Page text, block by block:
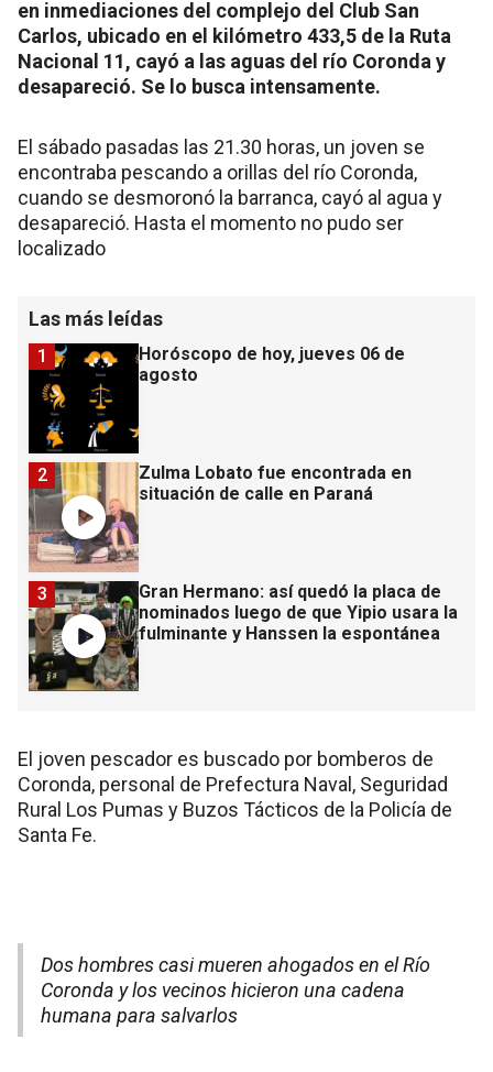
en inmediaciones del complejo del Club San
Carlos, ubicado en el kilómetro 433,5 de la Ruta
Nacional 11, cayó a las aguas del río Coronda y
desapareció. Se lo busca intensamente.
El sábado pasadas las 21.30 horas, un joven se
encontraba pescando a orillas del río Coronda,
cuando se desmoronó la barranca, cayó al agua y
desapareció. Hasta el momento no pudo ser
localizado
Las más leídas
Horóscopo de hoy, jueves 06 de
agosto
1
Zulma Lobato fue encontrada en
situación de calle en Paraná
2
Gran Hermano: así quedó la placa de
nominados luego de que Yipio usara la
fulminante y Hanssen la espontánea
3
El joven pescador es buscado por bomberos de
Coronda, personal de Prefectura Naval, Seguridad
Rural Los Pumas y Buzos Tácticos de la Policía de
Santa Fe.
Dos hombres casi mueren ahogados en el Río
Coronda y los vecinos hicieron una cadena
humana para salvarlos